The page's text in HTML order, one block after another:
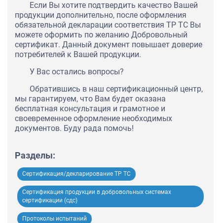
Если Вы хотите подтвердить качество Вашей
продукции дополнительно, после оформления
обязательной декларации соответствия ТР ТС Вы
можете оформить по желанию Добровольный
сертификат. Данный документ повышает доверие
потребителей к Вашей продукции.
У Вас остались вопросы?
Обратившись в наш сертификационный центр,
мы гарантируем, что Вам будет оказана
бесплатная консультация и грамотное и
своевременное оформление необходимых
документов. Буду рада помочь!
Разделы:
Сертификация/декларирование ТР ТС
Сертификация продукции в добровольных системах
сертификации (сдс)
Протоколы испытаний